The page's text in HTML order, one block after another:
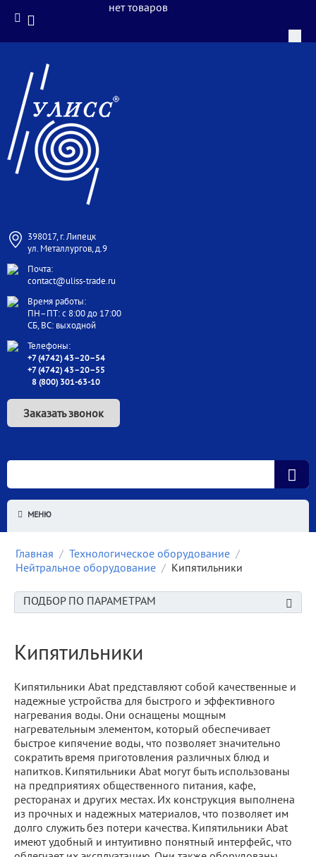
398017, г. Липецк
ул. Металлургов, д.9
Почта:
contact@uliss-trade.ru
Время работы:
ПН–ПТ: с 8:00 до 17:00
СБ, ВС: выходной
Телефоны:
+7 (4742) 43–20–54
+7 (4742) 43–20–55
8 (800) 301-63-10
Заказать звонок
нет товаров
МЕНЮ
Главная / Технологическое оборудование /
Нейтральное оборудование / Кипятильники
ПОДБОР ПО ПАРАМЕТРАМ
Кипятильники
Кипятильники Abat представляют собой качественные и
надежные устройства для быстрого и эффективного
нагревания воды. Они оснащены мощным
нагревательным элементом, который обеспечивает
быстрое кипячение воды, что позволяет значительно
сократить время приготовления различных блюд и
напитков. Кипятильники Abat могут быть использованы
на предприятиях общественного питания, кафе,
ресторанах и других местах. Их конструкция выполнена
из прочных и надежных материалов, что позволяет им
долго служить без потери качества. Кипятильники Abat
имеют удобный и интуитивно понятный интерфейс, что